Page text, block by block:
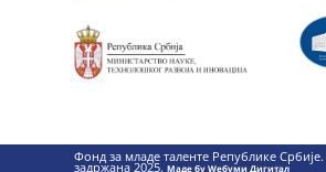
Фонд за младе таленте Републике
задржана 2025.Маде бy Wебуми Дигитал